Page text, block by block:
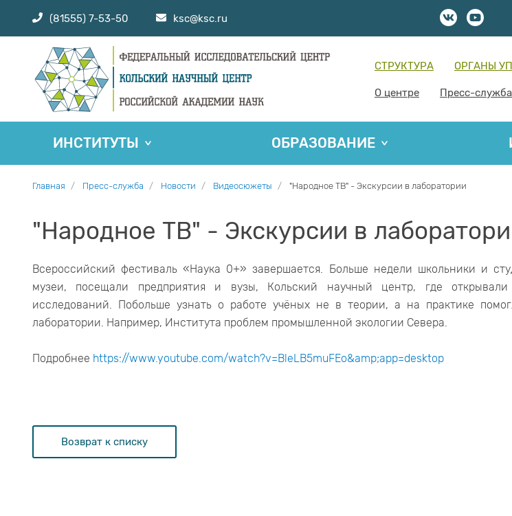
(81555) 7-53-50 ksc@ksc.ru
СТРУКТУРА ОРГАНЫ
О центре Пресс-служба
ИНСТИТУТЫ ОБРАЗОВАНИЕ
Главная Пресс-служба Новости Видеосюжеты "Народное ТВ" - Экскурсии в лаборатории
"Народное ТВ" - Экскурсии в
Всероссийский фестиваль «Наука 0+» завершается. Больше недели школьники и
музеи, посещали предприятия и вузы, Кольский научный центр, где
исследований. Побольше узнать о работе учёных не в теории, а на практике
лаборатории. Например, Института проблем промышленной экологии Севера.
Подробнее https://www.youtube.com/watch?v=BleLB5muFEo&amp;app=desktop
Возврат к списку